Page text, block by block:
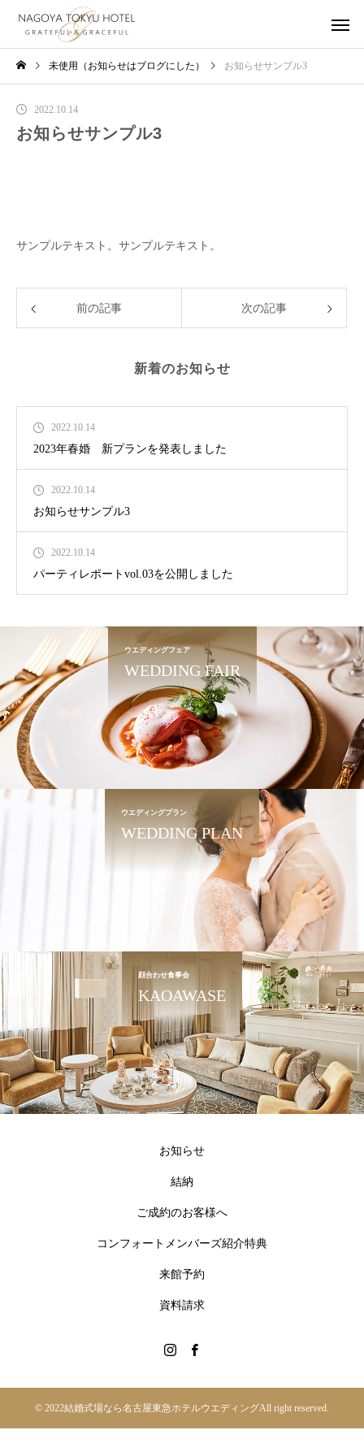
未使用（お知らせはブログにした） お知らせサンプル3
お知らせサンプル3
2022.10.14
サンプルテキスト。サンプルテキスト。
前の記事 次の記事
新着のお知らせ
2022.10.14
2023年春婚 新プランを発表しました
2022.10.14
お知らせサンプル3
2022.10.14
パーティレポートvol.03を公開しました
ウエディングフェア
WEDDING FAIR
ウエディングプラン
WEDDING PLAN
顔合わせ食事会
KAOAWASE
お知らせ
結納
ご成約のお客様へ
コンフォートメンバーズ紹介特典
来館予約
資料請求
© 2022結婚式場なら名古屋東急ホテルウエディングAll right reserved.